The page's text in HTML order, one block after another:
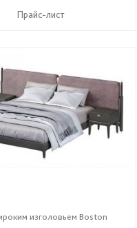
Прайс-лист
изголовьем Boston